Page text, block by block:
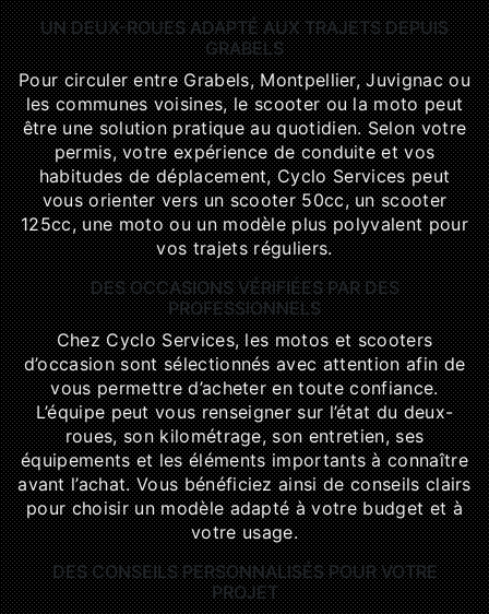
UN DEUX-ROUES ADAPTÉ AUX TRAJETS DEPUIS
GRABELS
Pour circuler entre Grabels, Montpellier, Juvignac ou
les communes voisines, le scooter ou la moto peut
être une solution pratique au quotidien. Selon votre
permis, votre expérience de conduite et vos
habitudes de déplacement, Cyclo Services peut
vous orienter vers un scooter 50cc, un scooter
125cc, une moto ou un modèle plus polyvalent pour
vos trajets réguliers.
DES OCCASIONS VÉRIFIÉES PAR DES
PROFESSIONNELS
Chez Cyclo Services, les motos et scooters
d’occasion sont sélectionnés avec attention afin de
vous permettre d’acheter en toute confiance.
L’équipe peut vous renseigner sur l’état du deux-
roues, son kilométrage, son entretien, ses
équipements et les éléments importants à connaître
avant l’achat. Vous bénéficiez ainsi de conseils clairs
pour choisir un modèle adapté à votre budget et à
votre usage.
DES CONSEILS PERSONNALISÉS POUR VOTRE
PROJET